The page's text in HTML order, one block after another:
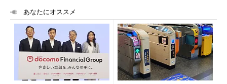
あなたにオススメ